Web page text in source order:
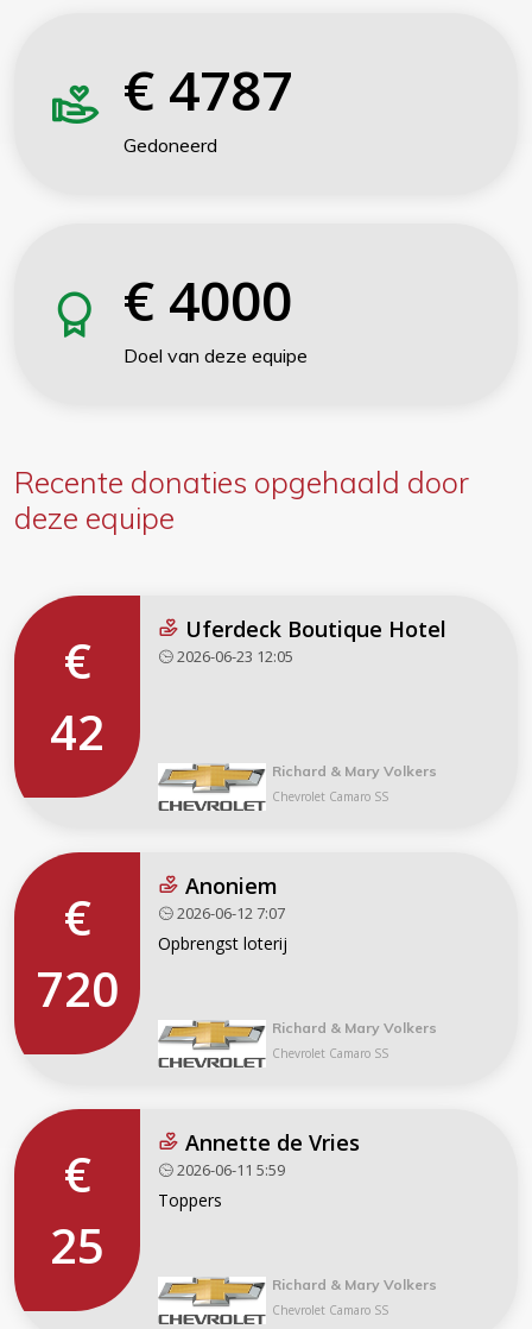
€ 4787
Gedoneerd
€ 4000
Doel van deze equipe
Recente donaties opgehaald door
deze equipe
€
42
Uferdeck Boutique Hotel
2026-06-23 12:05
Richard & Mary Volkers
Chevrolet Camaro SS
€
720
Anoniem
2026-06-12 7:07
Opbrengst loterij
Richard & Mary Volkers
Chevrolet Camaro SS
€
25
Annette de Vries
2026-06-11 5:59
Toppers
Richard & Mary Volkers
Chevrolet Camaro SS